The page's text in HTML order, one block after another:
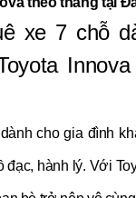
xe 7 chỗ
cho gia đình
đạc, hành lý. Với